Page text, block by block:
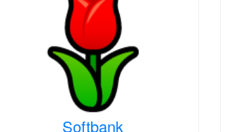
Softbank